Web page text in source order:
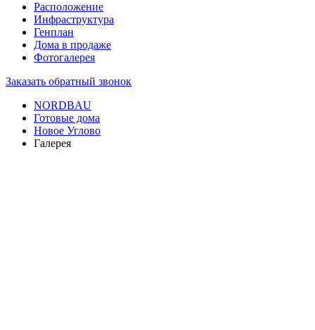
Расположение
Инфраструктура
Генплан
Дома в продаже
Фотогалерея
Заказать обратный звонок
NORDBAU
Готовые дома
Новое Углово
Галерея